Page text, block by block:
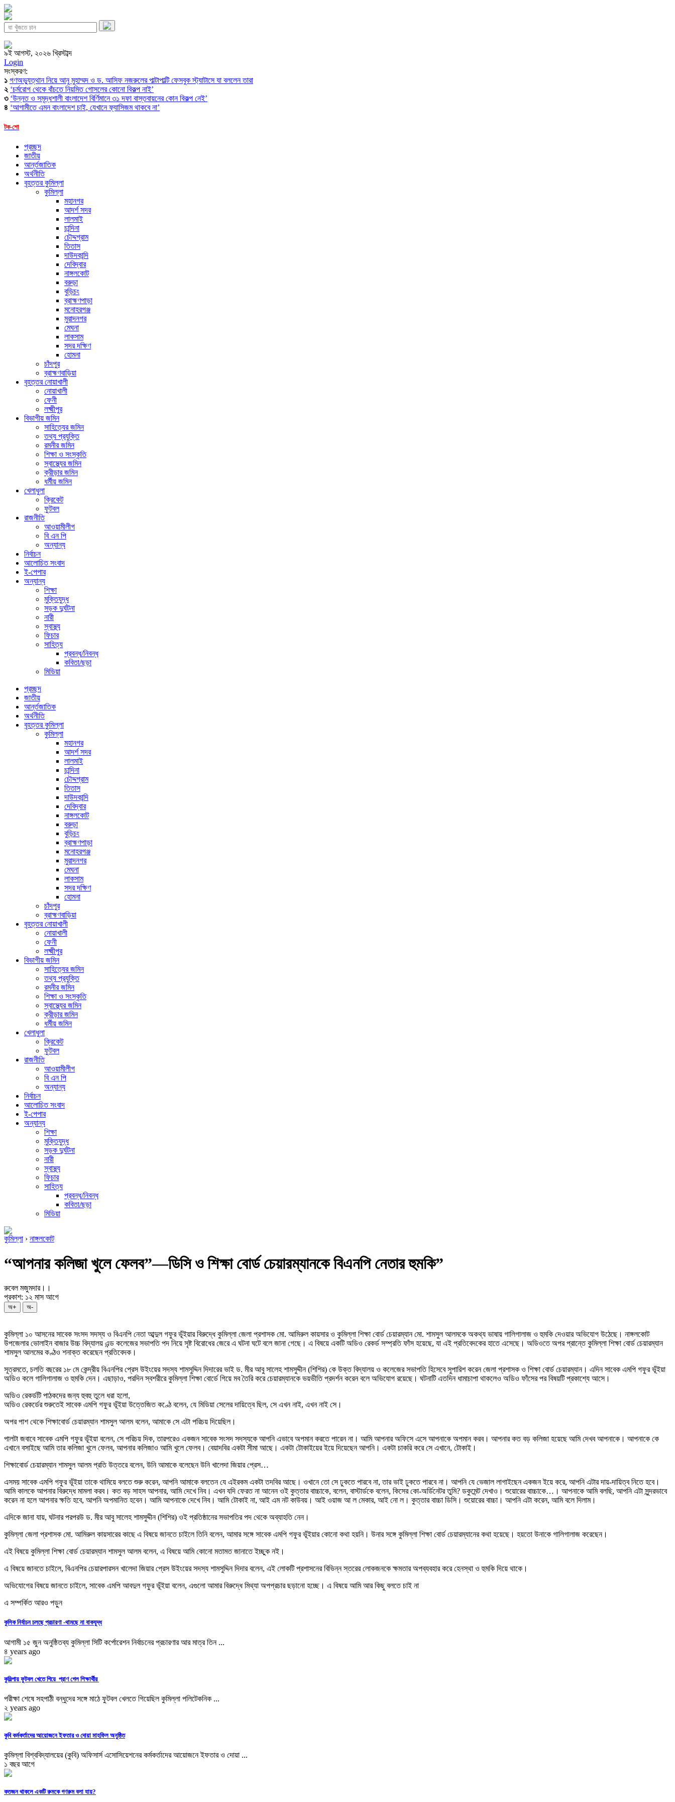
৯ই আগস্ট, ২০২৬ খ্রিস্টাব্দ
Login
সংস্করণ:
১ গণঅভ্যুত্থান নিয়ে আনু মুহাম্মদ ও ড. আসিফ নজরুলের পাল্টাপাল্টি ফেসবুক স্ট্যাটাসে যা বললেন তারা
২ ‘চর্মরোগ থেকে বাঁচতে নিয়মিত গোসলের কোনো বিকল্প নাই’
৩ ‘উন্নত ও সমৃদ্ধশালী বাংলাদেশ বির্ণিমানে ৩১ দফা বাস্তবায়নের কোন বিকল্প নেই’
৪ ‘আগামীতে এমন বাংলাদেশ চাই, যেখানে ফ্যাসিজম থাকবে না’
টক-শো
প্রচ্ছদ
জাতীয়
আর্ন্তজাতিক
অর্থনীতি
বৃহত্তর কুমিল্লা
কুমিল্লা
মহানগর
আদর্শ সদর
লালমাই
চান্দিনা
চৌদ্দগ্রাম
তিতাস
দাউদকান্দি
দেবিদ্বার
নাঙ্গলকোট
বরুড়া
বুড়িচং
ব্রাহ্মণপাড়া
মনোহরগঞ্জ
মুরাদনগর
মেঘনা
লাকসাম
সদর দক্ষিণ
হোমনা
চাঁদপুর
ব্রাহ্মণবাড়িয়া
বৃহত্তর নোয়াখালী
নোয়াখালী
ফেনী
লক্ষ্মীপুর
বিভাগীয় জমিন
সাহিত্যের জমিন
তথ্য প্রযুক্তি
রমনীর জমিন
শিক্ষা ও সংস্কৃতি
স্বাস্থ্যের জমিন
ক্রীড়ার জমিন
ধর্মীয় জমিন
খেলাধুলা
ক্রিকেট
ফুটবল
রাজনীতি
আওয়ামীলীগ
বি এন পি
অন্যান্য
নির্বাচন
আলোচিত সংবাদ
ই-পেপার
অন্যান্য
শিক্ষা
মুক্তিযুদ্ধ
সড়ক দুর্ঘটনা
নারী
স্বাস্থ্য
ফিচার
সাহিত্য
প্রবন্ধ/নিবন্ধ
কবিতা/ছড়া
মিডিয়া
প্রচ্ছদ
জাতীয়
আর্ন্তজাতিক
অর্থনীতি
বৃহত্তর কুমিল্লা
কুমিল্লা
মহানগর
আদর্শ সদর
লালমাই
চান্দিনা
চৌদ্দগ্রাম
তিতাস
দাউদকান্দি
দেবিদ্বার
নাঙ্গলকোট
বরুড়া
বুড়িচং
ব্রাহ্মণপাড়া
মনোহরগঞ্জ
মুরাদনগর
মেঘনা
লাকসাম
সদর দক্ষিণ
হোমনা
চাঁদপুর
ব্রাহ্মণবাড়িয়া
বৃহত্তর নোয়াখালী
নোয়াখালী
ফেনী
লক্ষ্মীপুর
বিভাগীয় জমিন
সাহিত্যের জমিন
তথ্য প্রযুক্তি
রমনীর জমিন
শিক্ষা ও সংস্কৃতি
স্বাস্থ্যের জমিন
ক্রীড়ার জমিন
ধর্মীয় জমিন
খেলাধুলা
ক্রিকেট
ফুটবল
রাজনীতি
আওয়ামীলীগ
বি এন পি
অন্যান্য
নির্বাচন
আলোচিত সংবাদ
ই-পেপার
অন্যান্য
শিক্ষা
মুক্তিযুদ্ধ
সড়ক দুর্ঘটনা
নারী
স্বাস্থ্য
ফিচার
সাহিত্য
প্রবন্ধ/নিবন্ধ
কবিতা/ছড়া
মিডিয়া
কুমিল্লা › নাঙ্গলকোট
“আপনার কলিজা খুলে ফেলব”—ডিসি ও শিক্ষা বোর্ড চেয়ারম্যানকে বিএনপি নেতার হুমকি”
রুবেল মজুমদার।।
প্রকাশ: ১২ মাস আগে
অ+ অ-
কুমিল্লা ১০ আসনের সাবেক সংসদ সদস্য ও বিএনপি নেতা আব্দুল গফুর ভূঁইয়ার বিরুদ্ধে কুমিল্লা জেলা প্রশাসক মো. আমিরুল কায়সার ও কুমিল্লা শিক্ষা বোর্ড চেয়ারম্যান মো. শামসুল আলমকে অকথ্য ভাষায় গালিগালাজ ও হুমকি দেওয়ার অভিযোগ উঠেছে। নাঙ্গলকোট
উপজেলার ভোলাইন বাজার উচ্চ বিদ্যালয় এন্ড কলেজের সভাপতি পদ নিয়ে সৃষ্ট বিরোধের জেরে এ ঘটনা ঘটে বলে জানা গেছে। এ বিষয়ে একটি অডিও রেকর্ড সম্প্রতি ফাঁস হয়েছে, যা এই প্রতিবেদকের হাতে এসেছে। অডিওতে অপর প্রান্তে কুমিল্লা শিক্ষা বোর্ড চেয়ারম্যান
শামসুল আলমের কণ্ঠও শনাক্ত করেছেন প্রতিবেদক।
সূত্রমতে, চলতি বছরের ১৮ মে কেন্দ্রীয় বিএনপির প্রেস উইংয়ের সদস্য শামসুদ্দিন দিদারের ভাই ড. মীর আবু সালেহ শামসুদ্দীন (শিশির) কে উক্ত বিদ্যালয় ও কলেজের সভাপতি হিসেবে সুপারিশ করেন জেলা প্রশাসক ও শিক্ষা বোর্ড চেয়ারম্যান। এদিন সাবেক এমপি গফুর ভূঁইয়া
অডিও কলে গালিগালাজ ও হুমকি দেন। এছাড়াও, পরদিন স্বশরীরে কুমিল্লা শিক্ষা বোর্ডে গিয়ে মব তৈরি করে চেয়ারম্যানকে ভয়ভীতি প্রদর্শন করেন বলে অভিযোগ রয়েছে। ঘটনাটি এতদিন ধামাচাপা থাকলেও অডিও ফাঁসের পর বিষয়টি প্রকাশ্যে আসে।
অডিও রেকর্ডটি পাঠকদের জন্য হুবহু তুলে ধরা হলো,
অডিও রেকর্ডের শুরুতেই সাবেক এমপি গফুর ভূঁইয়া উত্তেজিত কণ্ঠে বলেন, যে মিডিয়া সেলের দায়িত্বে ছিল, সে এখন নাই, এখন নাই সে।
অপর পাশ থেকে শিক্ষাবোর্ড চেয়ারম্যান শামসুল আলম বলেন, আমাকে সে এটা পরিচয় দিয়েছিল।
পালটা জবাবে সাবেক এমপি গফুর ভূঁইয়া বলেন, সে পরিচয় দিক, তারপরেও একজন সাবেক সংসদ সদস্যকে আপনি এভাবে অপমান করতে পারেন না। আমি আপনার অফিসে এসে আপনাকে অপমান করব। আপনার কত বড় কলিজা হয়েছে আমি দেখব আপনাকে। আপনাকে কে
এখানে বসাইছে আমি তার কলিজা খুলে ফেলব, আপনার কলিজাও আমি খুলে ফেলব। বেয়াদবির একটা সীমা আছে। একটা টোকাইয়ের ইয়ে দিয়েছেন আপনি। একটা চাকরি করে সে এখানে, টোকাই।
শিক্ষাবোর্ড চেয়ারম্যান শামসুল আলম প্রতি উত্তরে বলেন, উনি আমাকে বলেছেন উনি খালেদা জিয়ার প্রেস…
এসময় সাবেক এমপি গফুর ভূঁইয়া তাকে থামিয়ে বলতে শুরু করেন, আপনি আমাকে বলতেন যে এইরকম একটা তদবির আছে। ওখানে তো সে ঢুকতে পারবে না, তার ভাই ঢুকতে পারবে না। আপনি যে ভেজাল লাগাইছেন একজন ইয়ে করে, আপনি এটার দায়-দায়িত্ব নিতে হবে।
আমি কালকে আপনার বিরুদ্ধে মামলা করব। কত বড় সাহস আপনার, আমি দেখে নিব। এখন যদি ফেরত না আনেন ওই কুত্তার বাচ্চাকে, বলেন, বাস্টার্ডকে বলেন, কিসের কো-অর্ডিনেটর তুমি? ডকুমেন্ট দেখাও। শুয়োরের বাচ্চাকে…। আপনাকে আমি বলছি, আপনি এটা সুন্দরভাবে
করেন না হলে আপনার ক্ষতি হবে, আপনি অপমানিত হবেন। আমি আপনাকে দেখে নিব। আমি টোকাই না, আই এম নট কাউবয়। আই ওয়াজ আ ল মেকার, আই নো ল। কুত্তার বাচ্চা ডিসি। শুয়োরের বাচ্চা। আপনি এটা করেন, আমি বলে দিলাম।
এদিকে জানা যায়, ঘটনার পরপরউ ড. মীর আবু সালেহ শামসুদ্দীন (শিশির) ওই প্রতিষ্ঠানের সভাপতির পদ থেকে অব্যাহতি নেন।
কুমিল্লা জেলা প্রশাসক মো. আমিরুল কায়সারের কাছে এ বিষয়ে জানতে চাইলে তিনি বলেন, আমার সঙ্গে সাবেক এমপি গফুর ভূঁইয়ার কোনো কথা হয়নি। উনার সঙ্গে কুমিল্লা শিক্ষা বোর্ড চেয়ারম্যানের কথা হয়েছে। হয়তো উনাকে গালিগালাজ করেছেন।
এই বিষয়ে কুমিল্লা শিক্ষা বোর্ড চেয়ারম্যান শামসুল আলম বলেন, এ বিষয়ে আমি কোনো মতামত জানাতে ইচ্ছুক নই।
এ বিষয়ে জানতে চাইলে, বিএনপির চেয়ারপারসন খালেদা জিয়ার প্রেস উইংয়ের সদস্য শামসুদ্দিন দিদার বলেন, এই লোকটি প্রশাসনের বিভিন্ন স্তরের লোকজনকে ক্ষমতার অপব্যবহার করে হেনস্থা ও হুমকি দিয়ে থাকে।
অভিযোগের বিষয়ে জানতে চাইলে, সাবেক এমপি আবদুল গফুর ভূঁইয়া বলেন, এগুলো আমার বিরুদ্ধে মিথ্যা অপপ্রচার ছড়ানো হচ্ছে। এ বিষয়ে আমি আর কিছু বলতে চাই না
এ সম্পর্কিত আরও পড়ুন
কুসিক নির্বাচন চলছে প্রচারণা -থামছে না বাকযুদ্ধ
আগামী ১৫ জুন অনুষ্ঠিতব্য কুমিল্লা সিটি কর্পোরেশন নির্বাচনের প্রচারণার আর মাত্র তিন ...
৪ years ago
কুমিল্পায় ফুটবল খেতে গিয়ে প্রাণ গেল শিক্ষার্থীর
পরীক্ষা শেষে সহপাঠী বন্ধুদের সঙ্গে মাঠে ফুটবল খেলতে গিয়েছিল কুমিল্লা পলিটেকনিক ...
২ years ago
কুবি কর্মকর্তাদের আয়োজনে ইফতার ও দোয়া মাহফিল অনুষ্ঠিত
কুমিল্লা বিশ্ববিদ্যালয়ের (কুবি) অফিসার্স এসোসিয়েশনের কর্মকর্তাদের আয়োজনে ইফতার ও দোয়া ...
১ বছর আগে
কতজন থাকলে একটি রুমকে গণরুম বলা যায়?